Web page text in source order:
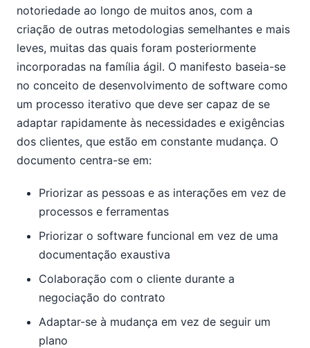
notoriedade ao longo de muitos anos, com a
criação de outras metodologias semelhantes e mais
leves, muitas das quais foram posteriormente
incorporadas na família ágil. O manifesto baseia-se
no conceito de desenvolvimento de software como
um processo iterativo que deve ser capaz de se
adaptar rapidamente às necessidades e exigências
dos clientes, que estão em constante mudança. O
documento centra-se em:
Priorizar as pessoas e as interações em vez de
processos e ferramentas
Priorizar o software funcional em vez de uma
documentação exaustiva
Colaboração com o cliente durante a
negociação do contrato
Adaptar-se à mudança em vez de seguir um
plano